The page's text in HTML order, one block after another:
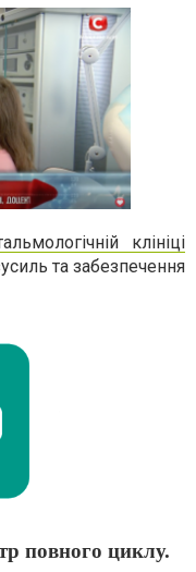
клініці
та забезпечення
повного циклу.